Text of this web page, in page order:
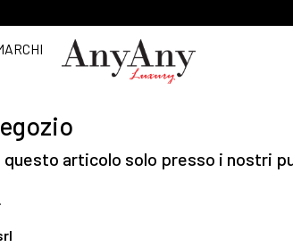
questo articolo solo presso i nostri